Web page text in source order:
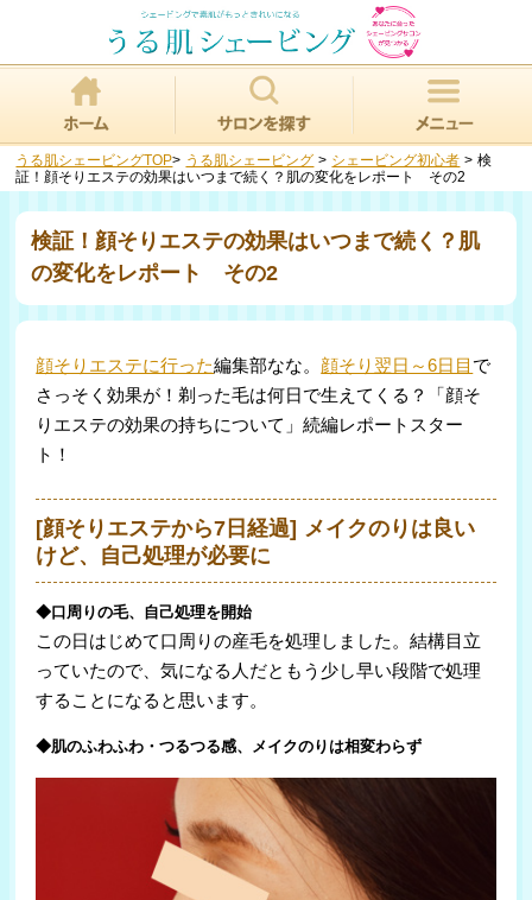
うる肌シェービングTOP> うる肌シェービング > シェービング初心者 >検
証！顔そりエステの効果はいつまで続く？肌の変化をレポート その2
検証！顔そりエステの効果はいつまで続く？肌
の変化をレポート その2
顔そりエステに行った編集部なな。 顔そり翌日～6日目 で
さっそく効果が！剃った毛は何日で生えてくる？「顔そ
りエステの効果の持ちについて」続編レポートスター
ト！
[顔そりエステから7日経過] メイクのりは良い
けど、自己処理が必要に
◆口周りの毛、自己処理を開始
この日はじめて口周りの産毛を処理しました。結構目立
っていたので、気になる人だともう少し早い段階で処理
することになると思います。
◆肌のふわふわ・つるつる感、メイクのりは相変わらず